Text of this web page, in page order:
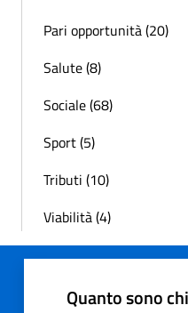
Pari opportunità (20)
Salute (8)
Sociale (68)
Sport (5)
Tributi (10)
Viabilità (4)
Quanto sono